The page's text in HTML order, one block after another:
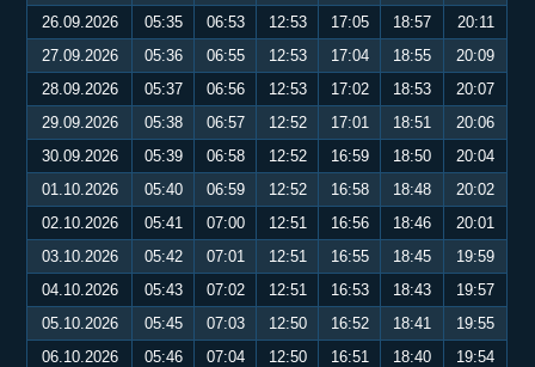
26.09.2026
05:35 06:53 12:53 17:05 18:57
20:11
27.09.2026
05:36 06:55 12:53 17:04 18:55
20:09
28.09.2026
05:37 06:56 12:53 17:02 18:53
20:07
29.09.2026
05:38 06:57 12:52 17:01 18:51
20:06
30.09.2026
05:39 06:58 12:52 16:59 18:50
20:04
01.10.2026
05:40 06:59 12:52 16:58 18:48
20:02
02.10.2026
05:41 07:00 12:51 16:56 18:46
20:01
03.10.2026
05:42 07:01 12:51 16:55 18:45
19:59
04.10.2026
05:43 07:02 12:51 16:53 18:43
19:57
05.10.2026
05:45 07:03 12:50 16:52 18:41
19:55
06.10.2026
05:46 07:04 12:50 16:51 18:40
19:54